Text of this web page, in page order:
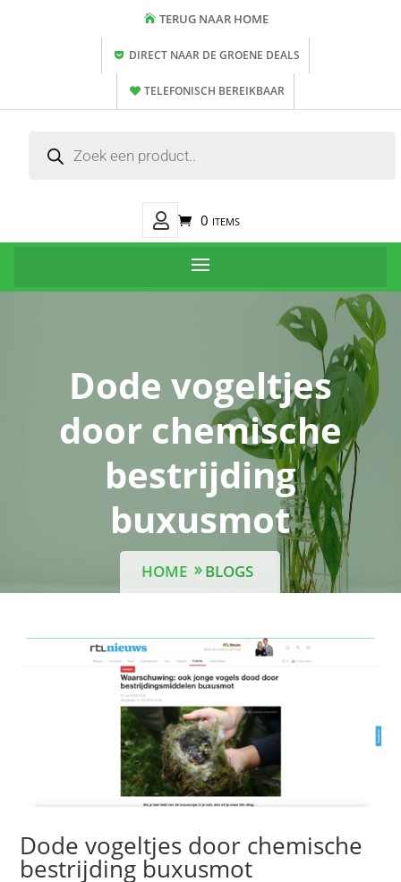
TERUG NAAR HOME
DIRECT NAAR DE GROENE DEALS
TELEFONISCH BEREIKBAAR
zoeken
Mijn
Account
0 items
Dode vogeltjes
door chemische
bestrijding
buxusmot
HOME BLOGS
Dode vogeltjes door chemische
bestrijding buxusmot